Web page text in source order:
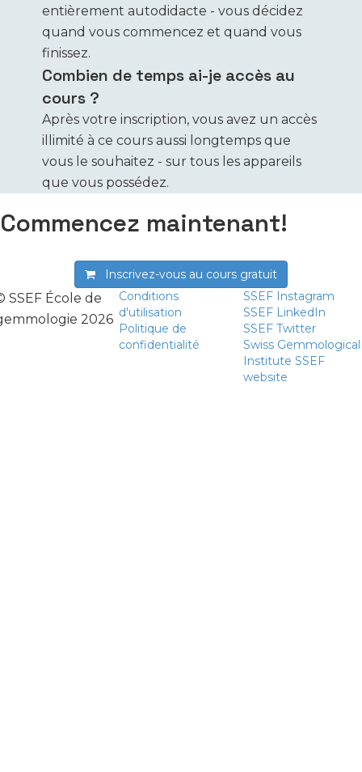
entièrement autodidacte - vous décidez
quand vous commencez et quand vous
finissez.
Combien de temps ai-je accès au
cours ?
Après votre inscription, vous avez un accès
illimité à ce cours aussi longtemps que
vous le souhaitez - sur tous les appareils
que vous possédez.
Commencez maintenant!
Inscrivez-vous au cours gratuit
SSEF École de
2026
Conditions
d'utilisation
Politique de
confidentialité
SSEF Instagram
SSEF LinkedIn
SSEF Twitter
Swiss Gemmological
Institute SSEF
website